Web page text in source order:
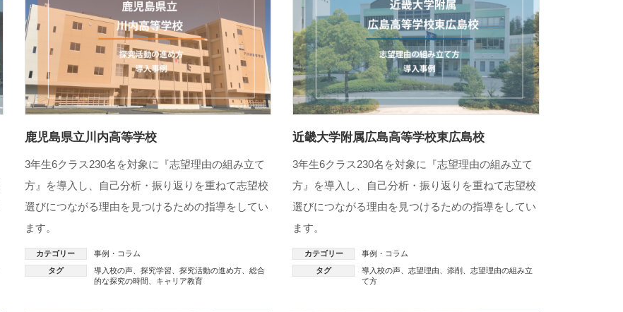
鹿児島県立川内高等学校
3年生6クラス230名を対象に『志望理由の組み立て
方』を導入し、自己分析・振り返りを重ねて志望校
選びにつながる理由を見つけるための指導をしてい
ます。
カテゴリー
事例・コラム
タグ
導入校の声、 探究学習 探究活動の進め方、 総合
的な探究の時間
キャリア教育
近畿大学附属広島高等学校東広島校
3年生6クラス230名を対象に『志望理由の組み立て
方』を導入し、自己分析・振り返りを重ねて志望校
選びにつながる理由を見つけるための指導をしてい
ます。
カテゴリー
事例・コラム
タグ
導入校の声 、志望理由 、添削 、志望理由の組み立
て方